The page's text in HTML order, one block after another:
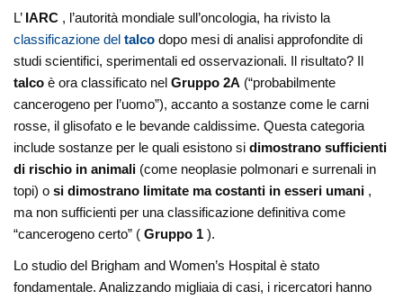
L’ IARC , l’autorità mondiale sull’oncologia, ha rivisto la
classificazione deltalco dopo mesi di analisi approfondite di
studi scientifici, sperimentali ed osservazionali. Il risultato? Il
talco è ora classificato nelGruppo 2A (“probabilmente
cancerogeno per l’uomo”), accanto a sostanze come le carni
rosse, il glisofato e le bevande caldissime. Questa categoria
include sostanze per le quali esistono sidimostrano sufficienti
di rischio in animali (come neoplasie polmonari e surrenali in
topi) osi dimostrano limitate ma costanti in esseri umani ,
ma non sufficienti per una classificazione definitiva come
“cancerogeno certo” (Gruppo 1 ).
Lo studio del Brigham and Women’s Hospital è stato
fondamentale. Analizzando migliaia di casi, i ricercatori hanno